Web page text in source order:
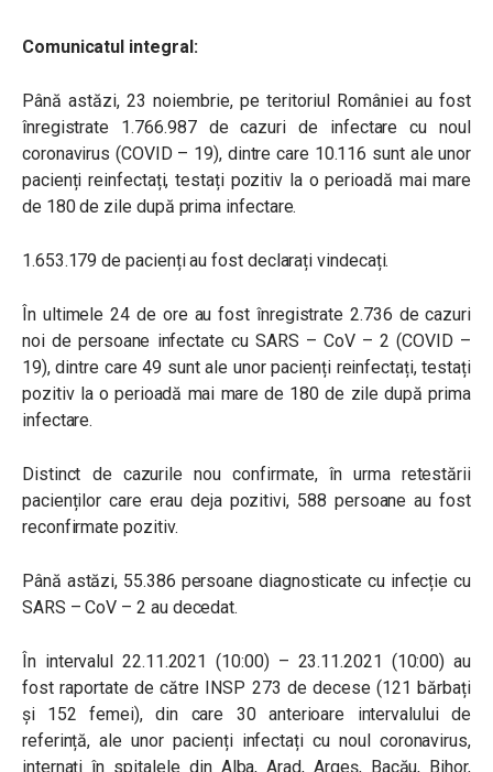
Comunicatul integral:
Până astăzi, 23 noiembrie, pe teritoriul României au fost
înregistrate 1.766.987 de cazuri de infectare cu noul
coronavirus (COVID – 19), dintre care 10.116 sunt ale unor
pacienți reinfectați, testați pozitiv la o perioadă mai mare
de 180 de zile după prima infectare.
1.653.179 de pacienți au fost declarați vindecați.
În ultimele 24 de ore au fost înregistrate 2.736 de cazuri
noi de persoane infectate cu SARS – CoV – 2 (COVID –
19), dintre care 49 sunt ale unor pacienți reinfectați, testați
pozitiv la o perioadă mai mare de 180 de zile după prima
infectare.
Distinct de cazurile nou confirmate, în urma retestării
pacienților care erau deja pozitivi, 588 persoane au fost
reconfirmate pozitiv.
Până astăzi, 55.386 persoane diagnosticate cu infecție cu
SARS – CoV – 2 au decedat.
În intervalul 22.11.2021 (10:00) – 23.11.2021 (10:00) au
fost raportate de către INSP 273 de decese (121 bărbați
și 152 femei), din care 30 anterioare intervalului de
referință, ale unor pacienți infectați cu noul coronavirus,
internați în spitalele din Alba, Arad, Argeș, Bacău, Bihor,